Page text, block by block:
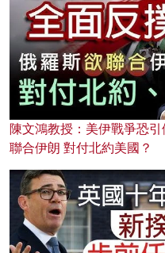
陳文鴻教授：美伊戰爭恐
聯合伊朗 對付北約美國？